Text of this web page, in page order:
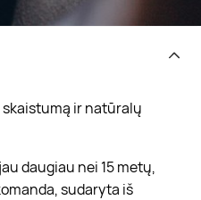
ir natūralų
daugiau nei 15 metų,
sudaryta iš